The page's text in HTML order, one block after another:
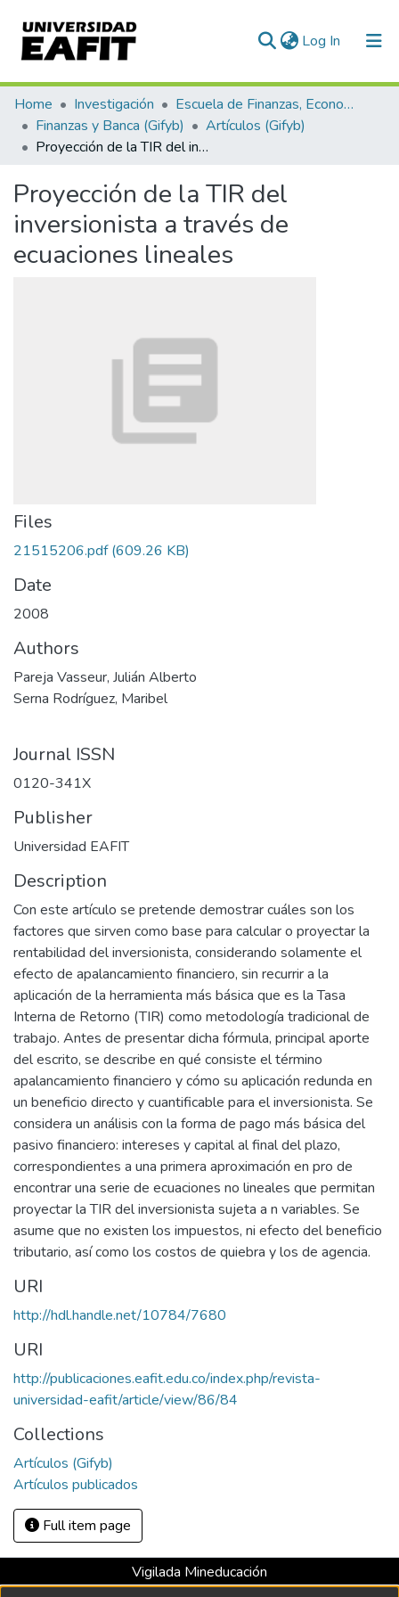
Log In (current)
Communities & Collections
All of DSpace
Home Investigación
Escuela de Finanzas, Economía y Gobierno
Finanzas y Banca (Gifyb)
Artículos (Gifyb)
Proyección de la TIR del inversionista a través de ecuaciones lineales
Proyección de la TIR del
inversionista a través de
ecuaciones lineales
Files
21515206.pdf(609.26 KB)
Date
2008
Authors
Pareja Vasseur, Julián Alberto
Serna Rodríguez, Maribel
Journal ISSN
0120-341X
Publisher
Universidad EAFIT
Description
Con este artículo se pretende demostrar cuáles son los
factores que sirven como base para calcular o proyectar la
rentabilidad del inversionista, considerando solamente el
efecto de apalancamiento financiero, sin recurrir a la
aplicación de la herramienta más básica que es la Tasa
Interna de Retorno (TIR) como metodología tradicional de
trabajo. Antes de presentar dicha fórmula, principal aporte
del escrito, se describe en qué consiste el término
apalancamiento financiero y cómo su aplicación redunda en
un beneficio directo y cuantificable para el inversionista. Se
considera un análisis con la forma de pago más básica del
pasivo financiero: intereses y capital al final del plazo,
correspondientes a una primera aproximación en pro de
encontrar una serie de ecuaciones no lineales que permitan
proyectar la TIR del inversionista sujeta a n variables. Se
asume que no existen los impuestos, ni efecto del beneficio
tributario, así como los costos de quiebra y los de agencia.
URI
http://hdl.handle.net/10784/7680
URI
http://publicaciones.eafit.edu.co/index.php/revista-
universidad-eafit/article/view/86/84
Collections
Artículos (Gifyb)
Artículos publicados
Full item page
Vigilada Mineducación